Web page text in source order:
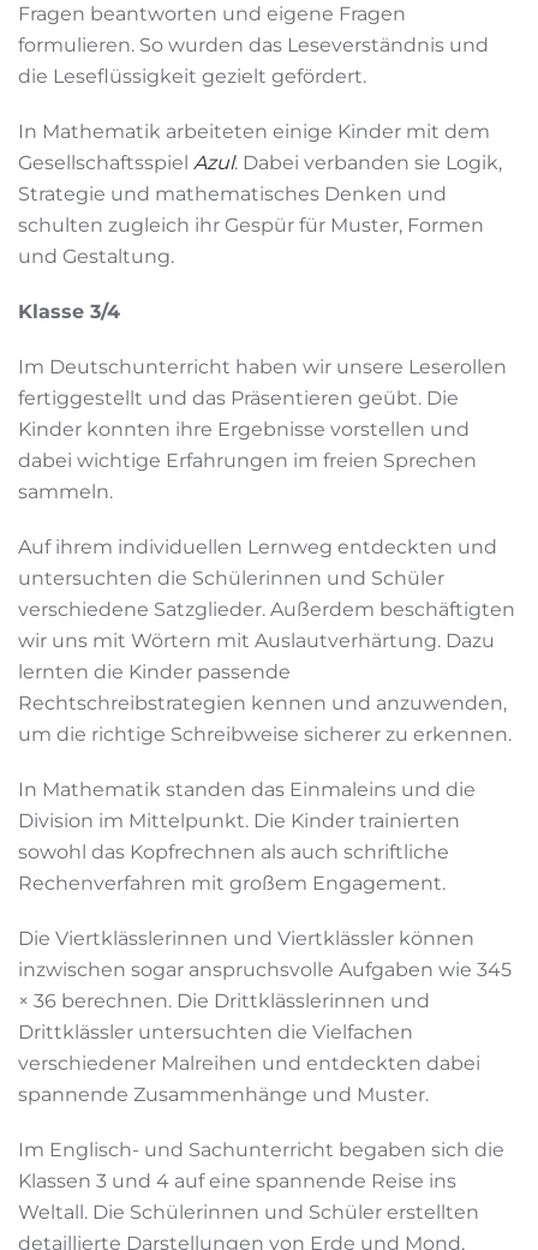
Fragen beantworten und eigene Fragen
formulieren. So wurden das Leseverständnis und
die Leseflüssigkeit gezielt gefördert.
In Mathematik arbeiteten einige Kinder mit dem
Gesellschaftsspiel Azul. Dabei verbanden sie Logik,
Strategie und mathematisches Denken und
schulten zugleich ihr Gespür für Muster, Formen
und Gestaltung.
Klasse 3/4
Im Deutschunterricht haben wir unsere Leserollen
fertiggestellt und das Präsentieren geübt. Die
Kinder konnten ihre Ergebnisse vorstellen und
dabei wichtige Erfahrungen im freien Sprechen
sammeln.
Auf ihrem individuellen Lernweg entdeckten und
untersuchten die Schülerinnen und Schüler
verschiedene Satzglieder. Außerdem beschäftigten
wir uns mit Wörtern mit Auslautverhärtung. Dazu
lernten die Kinder passende
Rechtschreibstrategien kennen und anzuwenden,
um die richtige Schreibweise sicherer zu erkennen.
In Mathematik standen das Einmaleins und die
Division im Mittelpunkt. Die Kinder trainierten
sowohl das Kopfrechnen als auch schriftliche
Rechenverfahren mit großem Engagement.
Die Viertklässlerinnen und Viertklässler können
inzwischen sogar anspruchsvolle Aufgaben wie 345
× 36 berechnen. Die Drittklässlerinnen und
Drittklässler untersuchten die Vielfachen
verschiedener Malreihen und entdeckten dabei
spannende Zusammenhänge und Muster.
Im Englisch- und Sachunterricht begaben sich die
Klassen 3 und 4 auf eine spannende Reise ins
Weltall. Die Schülerinnen und Schüler erstellten
detaillierte Darstellungen von Erde und Mond,